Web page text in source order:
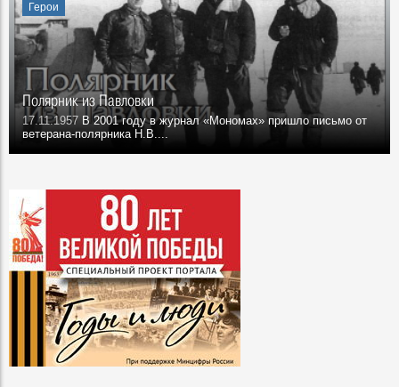
Герои
Полярник из Павловки
17.11.1957 В 2001 году в журнал «Мономах» пришло письмо от
ветерана-полярника Н.В....